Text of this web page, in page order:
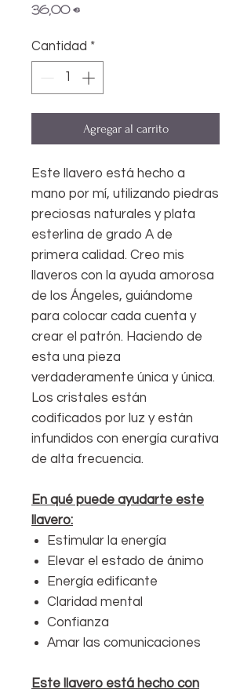
36,00 €Precio
Cantidad *
Agregar al carrito
Este llavero está hecho a
mano por mí, utilizando piedras
preciosas naturales y plata
esterlina de grado A de
primera calidad. Creo mis
llaveros con la ayuda amorosa
de los Ángeles, guiándome
para colocar cada cuenta y
crear el patrón. Haciendo de
esta una pieza
verdaderamente única y única.
Los cristales están
codificados por luz y están
infundidos con energía curativa
de alta frecuencia.
En qué puede ayudarte este
llavero:
Estimular la energía
Elevar el estado de ánimo
Energía edificante
Claridad mental
Confianza
Amar las comunicaciones
Este llavero está hecho con